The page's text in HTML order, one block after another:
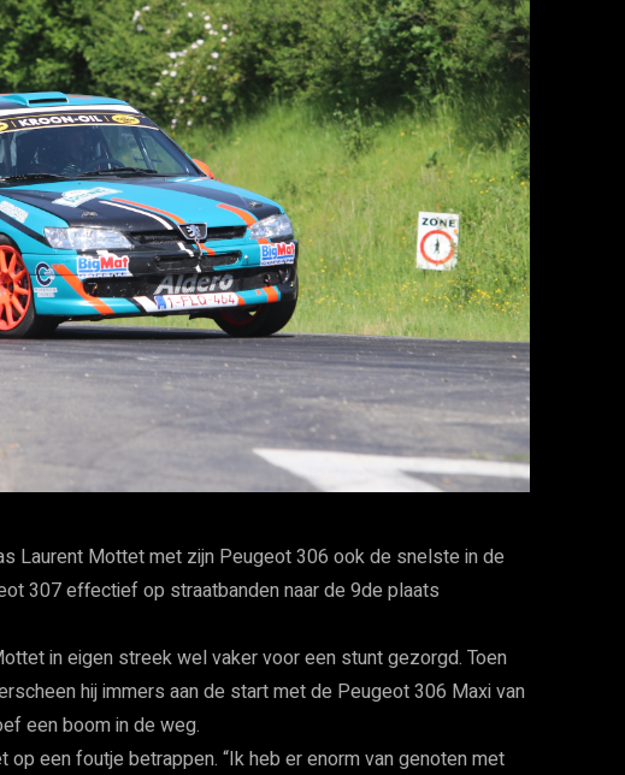
Laurent Mottet met zijn Peugeot 306 ook de snelste in de
307 effectief op straatbanden naar de 9de plaats
in eigen streek wel vaker voor een stunt gezorgd. Toen
hij immers aan de start met de Peugeot 306 Maxi van
een boom in de weg.
een foutje betrappen. “Ik heb er enorm van genoten met